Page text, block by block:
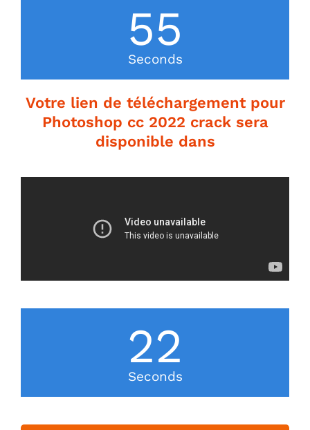
54
Seconds
Votre lien de téléchargement pour
Photoshop cc 2022 crack sera
disponible dans
21
Seconds